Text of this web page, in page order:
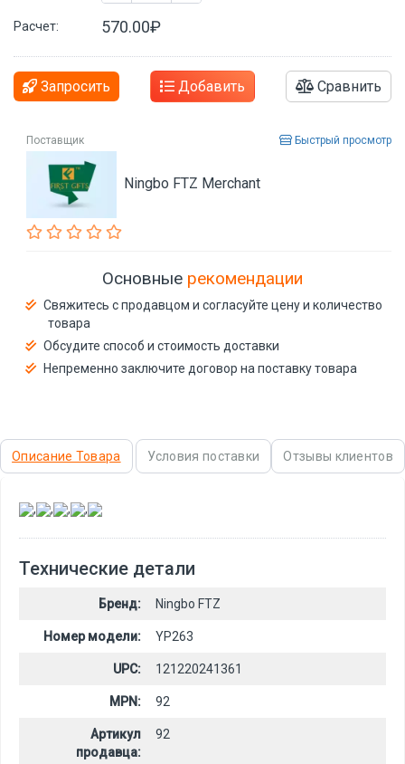
Расчет: 570.00₽
Запросить Добавить Сравнить
Поставщик Быстрый просмотр
Ningbo FTZ Merchant
Основные рекомендации
Свяжитесь с продавцом и согласуйте цену и количество
товара
Обсудите способ и стоимость доставки
Непременно заключите договор на поставку товара
Описание Товара Условия поставки Отзывы клиентов
, , , ,
Технические детали
Бренд: Ningbo FTZ
Номер модели: YP263
UPC: 121220241361
MPN: 92
Артикул
продавца:
92